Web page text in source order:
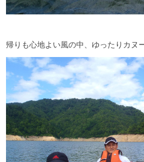
帰りも心地よい風の中、ゆったりカヌ